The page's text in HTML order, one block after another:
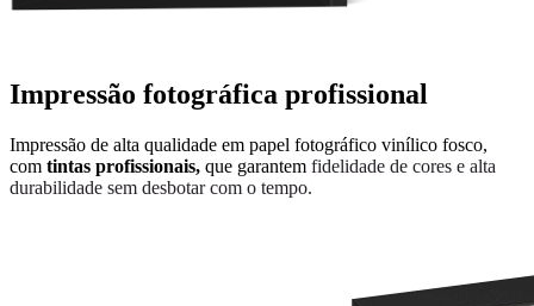
Impressão fotográfica profissional
Impressão de alta qualidade em papel fotográfico vinílico fosco,
com tintas profissionais, que garantem fidelidade de cores e alta
durabilidade sem desbotar com o tempo.